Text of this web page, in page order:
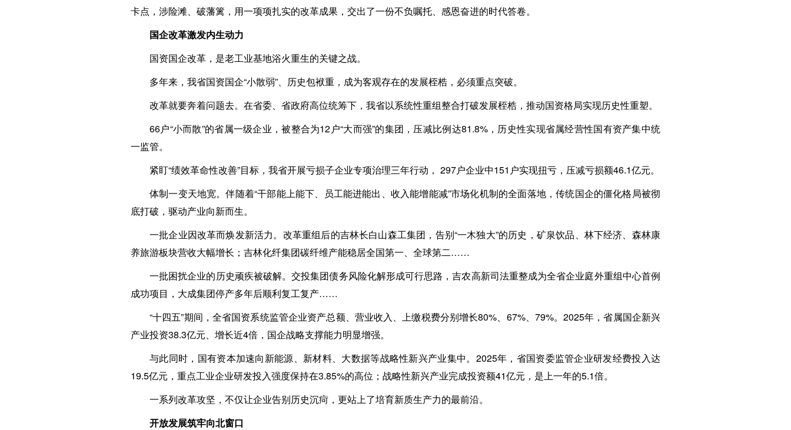
卡点，涉险滩、破藩篱，用一项项扎实的改革成果，交出了一份不负嘱托、感恩奋进的时代答卷。
国企改革激发内生动力
国资国企改革，是老工业基地浴火重生的关键之战。
多年来，我省国资国企“小散弱”、历史包袱重，成为客观存在的发展桎梏，必须重点突破。
改革就要奔着问题去。在省委、省政府高位统筹下，我省以系统性重组整合打破发展桎梏，推动国资格局实现历史性重塑。
66户“小而散”的省属一级企业，被整合为12户“大而强”的集团，压减比例达81.8%，历史性实现省属经营性国有资产集中统
一监管。
紧盯“绩效革命性改善”目标，我省开展亏损子企业专项治理三年行动， 297户企业中151户实现扭亏，压减亏损额46.1亿元。
体制一变天地宽。伴随着“干部能上能下、员工能进能出、收入能增能减”市场化机制的全面落地，传统国企的僵化格局被彻
底打破，驱动产业向新而生。
一批企业因改革而焕发新活力。改革重组后的吉林长白山森工集团，告别“一木独大”的历史，矿泉饮品、林下经济、森林康
养旅游板块营收大幅增长；吉林化纤集团碳纤维产能稳居全国第一、全球第二……
一批困扰企业的历史顽疾被破解。交投集团债务风险化解形成可行思路，吉农高新司法重整成为全省企业庭外重组中心首例
成功项目，大成集团停产多年后顺利复工复产……
“十四五”期间，全省国资系统监管企业资产总额、营业收入、上缴税费分别增长80%、67%、79%。2025年，省属国企新兴
产业投资38.3亿元、增长近4倍，国企战略支撑能力明显增强。
与此同时，国有资本加速向新能源、新材料、大数据等战略性新兴产业集中。2025年，省国资委监管企业研发经费投入达
19.5亿元，重点工业企业研发投入强度保持在3.85%的高位；战略性新兴产业完成投资额41亿元，是上一年的5.1倍。
一系列改革攻坚，不仅让企业告别历史沉疴，更站上了培育新质生产力的最前沿。
开放发展筑牢向北窗口